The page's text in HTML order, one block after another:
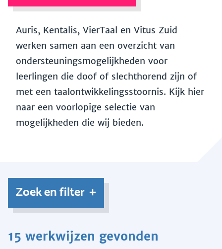
Auris, Kentalis, VierTaal en Vitus Zuid
werken samen aan een overzicht van
ondersteuningsmogelijkheden voor
leerlingen die doof of slechthorend zijn of
met een taalontwikkelingsstoornis. Kijk hier
naar een voorlopige selectie van
mogelijkheden die wij bieden.
Zoek en filter
15 werkwijzen gevonden